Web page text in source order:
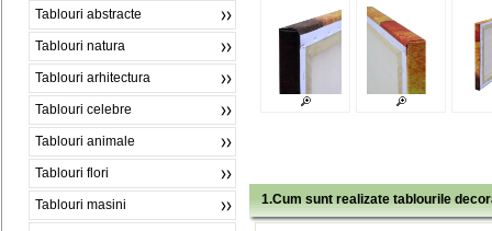
Tablouri abstracte
Tablouri natura
Tablouri arhitectura
Tablouri celebre
Tablouri animale
Tablouri flori
Tablouri masini 1.Cum sunt realizate tablourile